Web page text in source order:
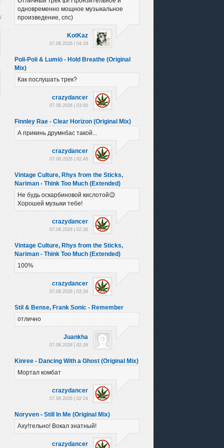
одновременно мощное музыкальное
произведение, спс)
KotKaz
07.08.2026 | 04:18
Poli-Poli & Lumiö - Hold Breathe (Original
Mix)
Как послушать трек?
crazydancer
07.08.2026 | 03:00
Finnley Rae - Clear Horizon (Original Mix)
А прикинь друмнбас такой...
crazydancer
07.08.2026 | 02:48
Vintage Culture, Rhys from the Sticks,
Nariman - Think Too Much (Extended)
Не будь оскарбиновой кислотой😉
Хорошей музыки тебе!
crazydancer
07.08.2026 | 02:36
Vintage Culture, Rhys from the Sticks,
Nariman - Think Too Much (Extended)
100%
crazydancer
07.08.2026 | 02:34
Stil & Bense, Frank Sonic - Remember
отлично
Juankha
07.08.2026 | 02:26
Kinree - Dancing With a Ghost (Original Mix)
Мортал комбат
crazydancer
07.08.2026 | 02:24
Noryven - Still In Me (Original Mix)
Аху!тельно! Вокал знатный!
crazydancer